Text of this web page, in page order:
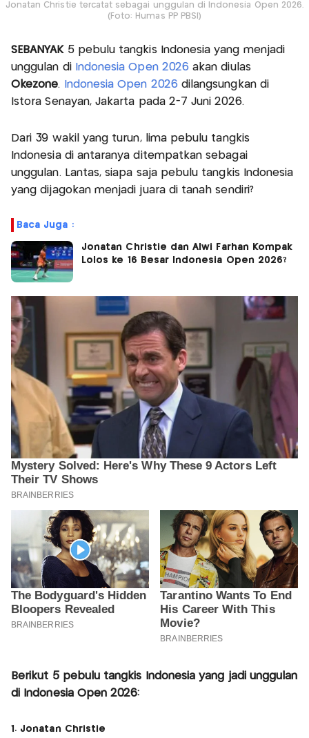
Jonatan Christie tercatat sebagai unggulan di Indonesia Open 2026.
(Foto: Humas PP PBSI)
SEBANYAK 5 pebulu tangkis Indonesia yang menjadi
unggulan di Indonesia Open 2026 akan diulas
Okezone. Indonesia Open 2026dilangsungkan di
Istora Senayan, Jakarta pada 2-7 Juni 2026.
Dari 39 wakil yang turun, lima pebulu tangkis
Indonesia di antaranya ditempatkan sebagai
unggulan. Lantas, siapa saja pebulu tangkis Indonesia
yang dijagokan menjadi juara di tanah sendiri?
Baca Juga :
Jonatan Christie dan Alwi Farhan Kompak
Lolos ke 16 Besar Indonesia Open 2026?
Berikut 5 pebulu tangkis Indonesia yang jadi unggulan
di Indonesia Open 2026:
1. Jonatan Christie